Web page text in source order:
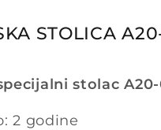
STOLICA
stolac
2 godine